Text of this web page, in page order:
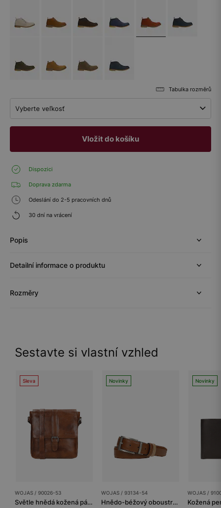
Tabulka rozměrů
Vyberte veľkosť
Vložit do košíku
Dispozici
Doprava zdarma
Odeslání do 2-5 pracovních dnů
30 dní na vrácení
Popis
Detailní informace o produktu
Rozměry
Sestavte si vlastní vzhled
Sleva
WOJAS / 90026-53
Světle hnědá kožená pánská taška přes rameno
Novinky
WOJAS / 93134-54
Hnědo-béžový oboustranný pánský pásek s otočnou přezkou
Novinky
WOJAS /